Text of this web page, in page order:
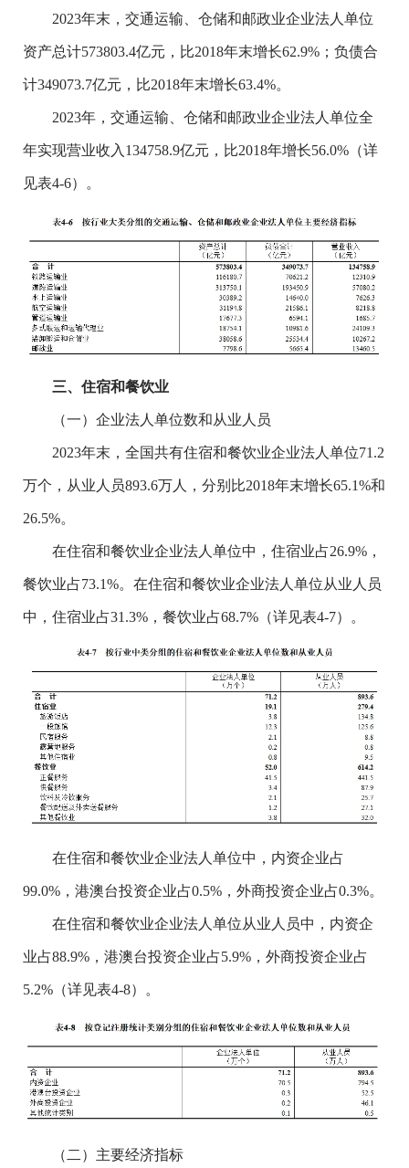
2023年末，交通运输、仓储和邮政业企业法人单位
资产总计573803.4亿元，比2018年末增长62.9%；负债合
计349073.7亿元，比2018年末增长63.4%。
2023年，交通运输、仓储和邮政业企业法人单位全
年实现营业收入134758.9亿元，比2018年增长56.0%（详
见表4-6）。
三、住宿和餐饮业
（一）企业法人单位数和从业人员
2023年末，全国共有住宿和餐饮业企业法人单位71.2
万个，从业人员893.6万人，分别比2018年末增长65.1%和
26.5%。
在住宿和餐饮业企业法人单位中，住宿业占26.9%，
餐饮业占73.1%。在住宿和餐饮业企业法人单位从业人员
中，住宿业占31.3%，餐饮业占68.7%（详见表4-7）。
在住宿和餐饮业企业法人单位中，内资企业占
99.0%，港澳台投资企业占0.5%，外商投资企业占0.3%。
在住宿和餐饮业企业法人单位从业人员中，内资企
业占88.9%，港澳台投资企业占5.9%，外商投资企业占
5.2%（详见表4-8）。
（二）主要经济指标